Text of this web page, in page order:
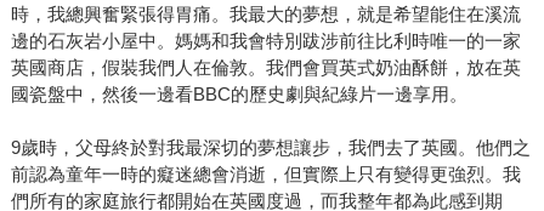
時，我總興奮緊張得胃痛。我最大的夢想，就是希望能住在溪流
邊的石灰岩小屋中。媽媽和我會特別跋涉前往比利時唯一的一家
英國商店，假裝我們人在倫敦。我們會買英式奶油酥餅，放在英
國瓷盤中，然後一邊看BBC的歷史劇與紀綠片一邊享用。
9歲時，父母終於對我最深切的夢想讓步，我們去了英國。他們之
前認為童年一時的癡迷總會消逝，但實際上只有變得更強烈。我
們所有的家庭旅行都開始在英國度過，而我整年都為此感到期